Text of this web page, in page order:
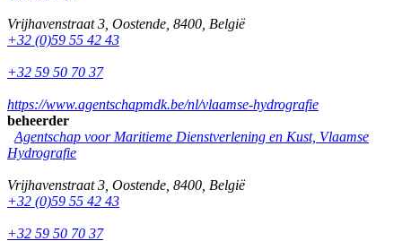
Vrijhavenstraat 3 Oostende 8400 België
+32 (0)59 55 42 43
+32 59 50 70 37
https://www.agentschapmdk.be/nl/vlaamse-hydrografie
beheerder
Agentschap voor Maritieme Dienstverlening en Kust, Vlaamse
Hydrografie
Vrijhavenstraat 3 Oostende 8400 België
+32 (0)59 55 42 43
+32 59 50 70 37